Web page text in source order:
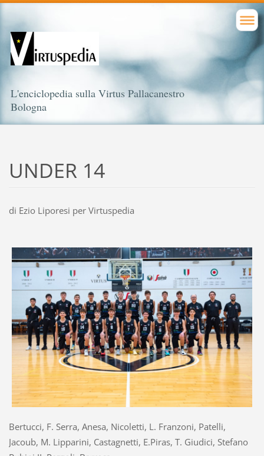
L'enciclopedia sulla Virtus Pallacanestro
Bologna
UNDER 14
di Ezio Liporesi per Virtuspedia
Bertucci, F. Serra, Anesa, Nicoletti, L. Franzoni, Patelli,
Jacoub, M. Lipparini, Castagnetti, E.Piras, T. Giudici, Stefano